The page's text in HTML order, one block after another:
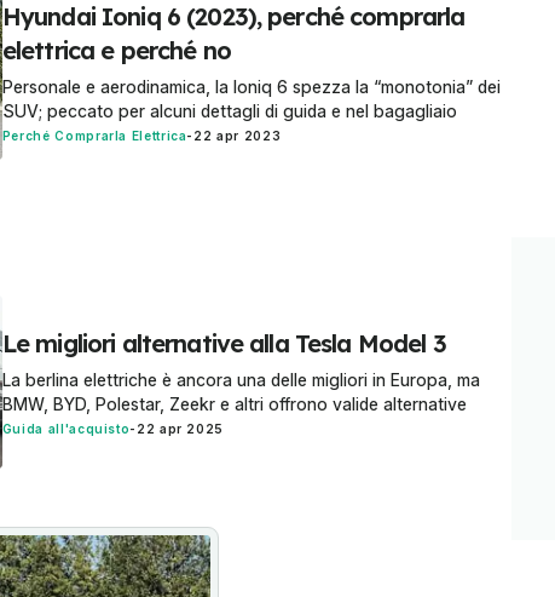
Hyundai Ioniq 6 (2023), perché comprarla
elettrica e perché no
Personale e aerodinamica, la Ioniq 6 spezza la “monotonia” dei
SUV; peccato per alcuni dettagli di guida e nel bagagliaio
Perché Comprarla Elettrica- 22 apr 2023
Le migliori alternative alla Tesla Model 3
La berlina elettriche è ancora una delle migliori in Europa, ma
BMW, BYD, Polestar, Zeekr e altri offrono valide alternative
Guida all'acquisto- 22 apr 2025